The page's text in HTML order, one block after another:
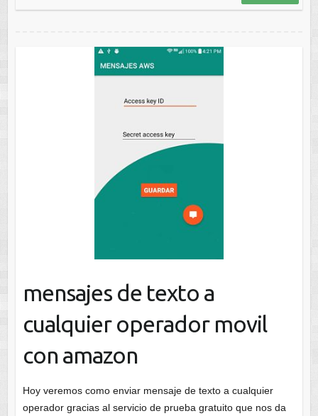
mensajes de texto a
cualquier operador movil
con amazon
Hoy veremos como enviar mensaje de texto a cualquier
operador gracias al servicio de prueba gratuito que nos da